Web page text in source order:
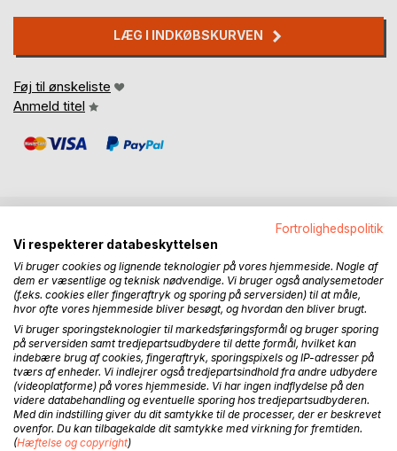
LÆG I INDKØBSKURVEN
Føj til ønskeliste
Anmeld titel
BESKRIVELSE
"Bur Sogns Historie del 3" er et supplement til del 2, hvor
der flere steder står: Afskrift af kildemateriale del 3.
I registret kan man se, hvilke adresser/matrikler der er
materiale i bogen her. Verner Villadsen har tilbage i
1970erne siddet på det daværende Landsarkivet for
Nørrejylland i Viborg og afskrevet kildematerialet,
hovedsagelig fra Nørre Vosborgs Godsarkiv. Det er for det
meste fæstebreve, aftægtskontrakter, skifter og skøder.
Fortrolighedspolitik
Vi respekterer databeskyttelsen
Vi bruger cookies og lignende teknologier på vores hjemmeside. Nogle af
dem er væsentlige og teknisk nødvendige. Vi bruger også analysemetoder
(f.eks. cookies eller fingeraftryk og sporing på serversiden) til at måle,
hvor ofte vores hjemmeside bliver besøgt, og hvordan den bliver brugt.
Vi bruger sporingsteknologier til markedsføringsformål og bruger sporing
på serversiden samt tredjepartsudbydere til dette formål, hvilket kan
indebære brug af cookies, fingeraftryk, sporingspixels og IP-adresser på
tværs af enheder. Vi indlejrer også tredjepartsindhold fra andre udbydere
(videoplatforme) på vores hjemmeside. Vi har ingen indflydelse på den
videre databehandling og eventuelle sporing hos tredjepartsudbyderen.
Med din indstilling giver du dit samtykke til de processer, der er beskrevet
ovenfor. Du kan tilbagekalde dit samtykke med virkning for fremtiden.
(Hæftelse og copyright)